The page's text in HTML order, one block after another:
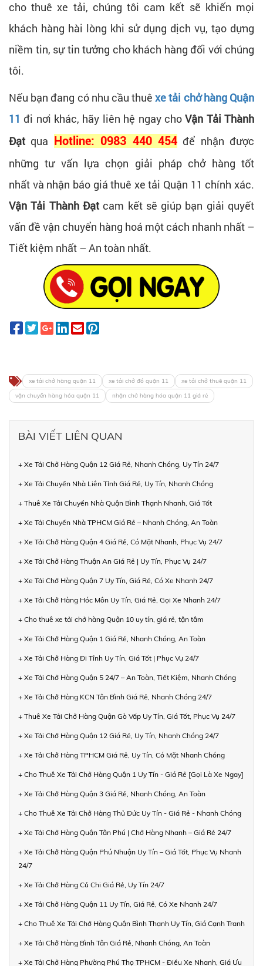
cho thuê xe tải, chúng tôi cam kết sẽ khiến mọi
khách hàng hài lòng khi sử dụng dịch vụ, tạo dựng
niềm tin, sự tin tưởng cho khách hàng đối với chúng
tôi.
Nếu bạn đang có nhu cầu thuêxe tải chở hàng Quận
11 đi nơi khác, hãy liên hệ ngay choVận Tải Thành
Đạt qua Hotline: 0983 440 454để nhận được
những tư vấn lựa chọn giải pháp chở hàng tốt
nhất và nhận báo giá thuê xe tải Quận 11 chính xác.
Vận Tải Thành Đạtcam kết sẽ giúp bạn giải quyết
vấn đề vận chuyển hàng hoá một cách nhanh nhất –
Tiết kiệm nhất – An toàn nhất.
xe tải chở hàng quận 11 xe tải chở đồ quận 11
xe tải chở thuê quận 11
vận chuyển hàng hóa quận 11
nhận chở hàng hóa quận 11 giá rẻ
BÀI VIẾT LIÊN QUAN
+ Xe Tải Chở Hàng Quận 12 Giá Rẻ, Nhanh Chóng, Uy Tín 24/7
+ Xe Tải Chuyển Nhà Liên Tỉnh Giá Rẻ, Uy Tín, Nhanh Chóng
+ Thuê Xe Tải Chuyển Nhà Quận Bình Thạnh Nhanh, Giá Tốt
+ Xe Tải Chuyển Nhà TPHCM Giá Rẻ – Nhanh Chóng, An Toàn
+ Xe Tải Chở Hàng Quận 4 Giá Rẻ, Có Mặt Nhanh, Phục Vụ 24/7
+ Xe Tải Chở Hàng Thuận An Giá Rẻ | Uy Tín, Phục Vụ 24/7
+ Xe Tải Chở Hàng Quận 7 Uy Tín, Giá Rẻ, Có Xe Nhanh 24/7
+ Xe Tải Chở Hàng Hóc Môn Uy Tín, Giá Rẻ, Gọi Xe Nhanh 24/7
+ Cho thuê xe tải chở hàng Quận 10 uy tín, giá rẻ, tận tâm
+ Xe Tải Chở Hàng Quận 1 Giá Rẻ, Nhanh Chóng, An Toàn
+ Xe Tải Chở Hàng Đi Tỉnh Uy Tín, Giá Tốt | Phục Vụ 24/7
+ Xe Tải Chở Hàng Quận 5 24/7 – An Toàn, Tiết Kiệm, Nhanh Chóng
+ Xe Tải Chở Hàng KCN Tân Bình Giá Rẻ, Nhanh Chóng 24/7
+ Thuê Xe Tải Chở Hàng Quận Gò Vấp Uy Tín, Giá Tốt, Phục Vụ 24/7
+ Xe Tải Chở Hàng Quận 12 Giá Rẻ, Uy Tín, Nhanh Chóng 24/7
+ Xe Tải Chở Hàng TPHCM Giá Rẻ, Uy Tín, Có Mặt Nhanh Chóng
+ Cho Thuê Xe Tải Chở Hàng Quận 1 Uy Tín - Giá Rẻ [Gọi Là Xe Ngay]
+ Xe Tải Chở Hàng Quận 3 Giá Rẻ, Nhanh Chóng, An Toàn
+ Cho Thuê Xe Tải Chở Hàng Thủ Đức Uy Tín - Giá Rẻ - Nhanh Chóng
+ Xe Tải Chở Hàng Quận Tân Phú | Chở Hàng Nhanh – Giá Rẻ 24/7
+ Xe Tải Chở Hàng Quận Phú Nhuận Uy Tín – Giá Tốt, Phục Vụ Nhanh
24/7
+ Xe Tải Chở Hàng Củ Chi Giá Rẻ, Uy Tín 24/7
+ Xe Tải Chở Hàng Quận 11 Uy Tín, Giá Rẻ, Có Xe Nhanh 24/7
+ Cho Thuê Xe Tải Chở Hàng Quận Bình Thạnh Uy Tín, Giá Cạnh Tranh
+ Xe Tải Chở Hàng Bình Tân Giá Rẻ, Nhanh Chóng, An Toàn
+ Xe Tải Chở Hàng Phường Phú Thọ TPHCM - Điều Xe Nhanh, Giá Ưu